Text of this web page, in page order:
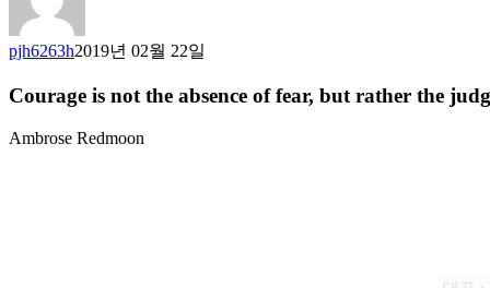
pjh6263h2019년 02월 22일
Courage is not the absence of fear, but rather the
Ambrose Redmoon